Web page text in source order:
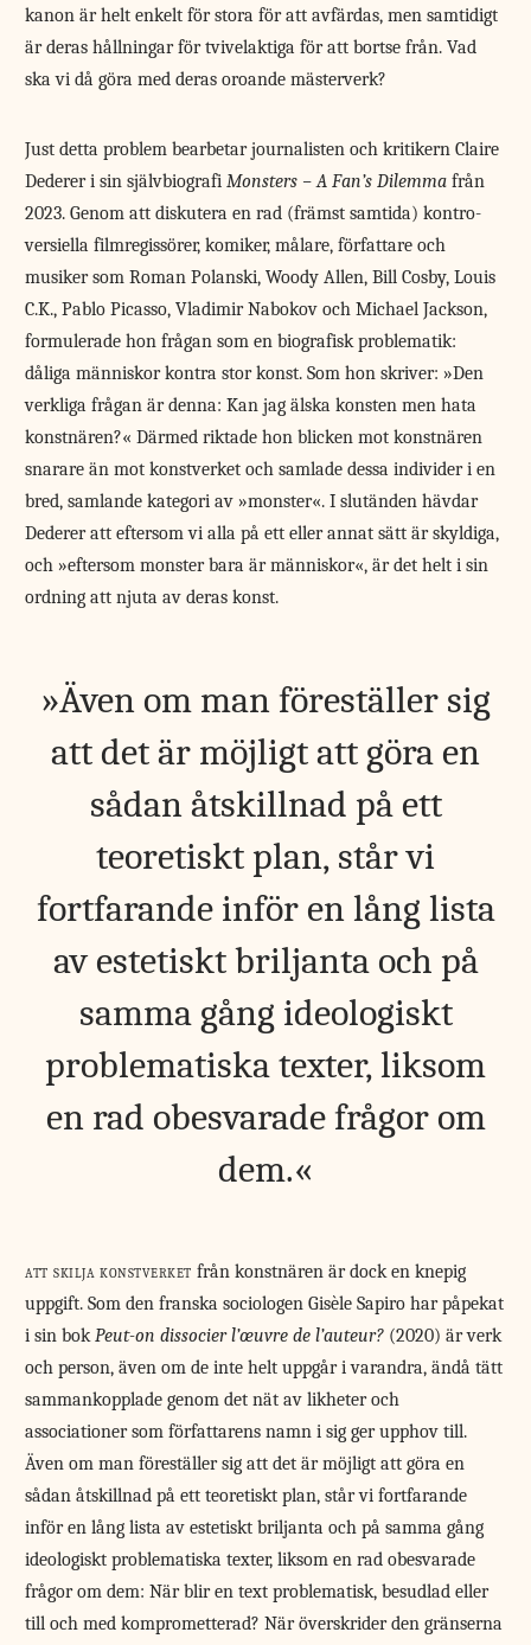
kanon är helt enkelt för stora för att avfärdas, men samtidigt
är deras hållningar för tvivelaktiga för att bortse från. Vad
ska vi då göra med deras oroande mästerverk?
Just detta problem bearbetar journalisten och kritikern Claire
Dederer i sin självbiografi Monsters − A Fan’s ­Dilemma från
2023. Genom att diskutera en rad (främst samtida) kontro­
versiella filmregissörer, komiker, målare, författare och
musiker som Roman Polanski, Woody Allen, Bill Cosby, Louis
C.K., Pablo Picasso, Vladimir Nabokov och Michael Jackson,
formulerade hon frågan som en biografisk problematik:
dåliga människor kontra stor konst. Som hon skriver: »Den
verkliga frågan är denna: Kan jag älska konsten men hata
konstnären?« Därmed riktade hon blicken mot konstnären
snarare än mot konstverket och samlade dessa individer i en
bred, samlande kategori av »monster«. I slutänden hävdar
Dederer att eftersom vi alla på ett eller annat sätt är skyldiga,
och »eftersom monster bara är människor«, är det helt i sin
ordning att njuta av deras konst.
Även om man föreställer sig
att det är möjligt att göra en
sådan åtskillnad på ett
teoretiskt plan, står vi
fortfarande inför en lång lista
av estetiskt briljanta och på
samma gång ideologiskt
problematiska texter, liksom
en rad obesvarade frågor om
dem.
att skilja konstverket från konstnären är dock en knepig
uppgift. Som den franska sociologen Gisèle Sapiro har påpekat
i sin bokPeut-on dissocier l’œuvre de l’auteur? (2020) är verk
och person, även om de inte helt uppgår i varandra, ändå tätt
sammankopplade genom det nät av likheter och
associationer som författarens namn i sig ger upphov till.
Även om man föreställer sig att det är möjligt att göra en
sådan åtskillnad på ett teoretiskt plan, står vi fortfarande
inför en lång lista av estetiskt briljanta och på samma gång
ideologiskt problematiska texter, liksom en rad obesvarade
frågor om dem: När blir en text problematisk, besudlad eller
till och med komprometterad? När överskrider den gränserna